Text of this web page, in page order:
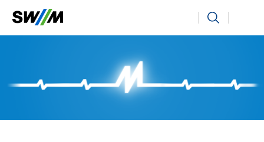
Ihr Suchbegriff Suchen